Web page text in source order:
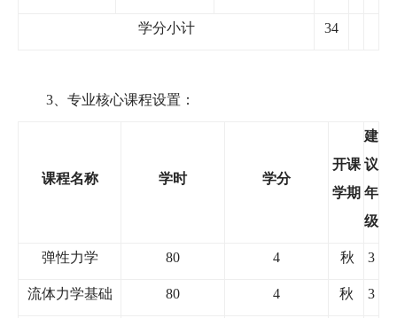
学分小计 34
3 、专业核心课程设置：
课程名称 学时 学分
开课
学期
建
议
年
级
弹性力学 80 4 秋 3
流体力学基础 80 4 秋 3